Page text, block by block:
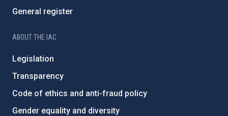
General register
ABOUT THE IAC
Legislation
Transparency
Code of ethics and anti-fraud policy
Gender equality and diversity